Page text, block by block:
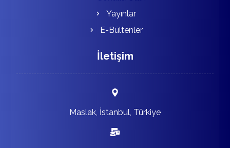
Yayınlar
E-Bültenler
İletişim
Maslak, İstanbul, Türkiye